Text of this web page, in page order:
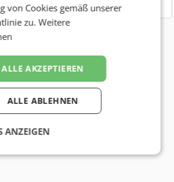
von Cookies gemäß unserer
zu.Weitere
ALLE AKZEPTIEREN
ALLE ABLEHNEN
ANZEIGEN